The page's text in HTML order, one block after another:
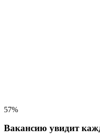
57%
Вакансию увидит